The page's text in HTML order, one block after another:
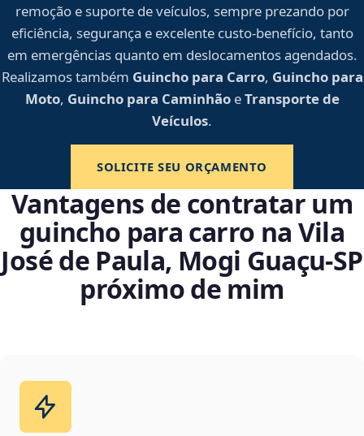
remoção e suporte de veículos, sempre prezando por
eficiência, segurança e excelente custo-benefício, tanto
em emergências quanto em deslocamentos agendados.
Realizamos também Guincho para Carro, Guincho para
Moto, Guincho para CaminhãoeTransporte de
Veículos.
SOLICITE SEU ORÇAMENTO
Vantagens de contratar um
guincho para carro na Vila
José de Paula, Mogi Guaçu‑SP
próximo de mim